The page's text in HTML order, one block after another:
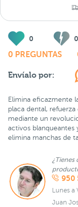
0 0
0 PREGUNTAS
Envíalo por:
Elimina eficazmente
placa dental,
mediante un
activos blanqueantes
elimina manchas de
¿Tienes
950
Lunes a
Juan